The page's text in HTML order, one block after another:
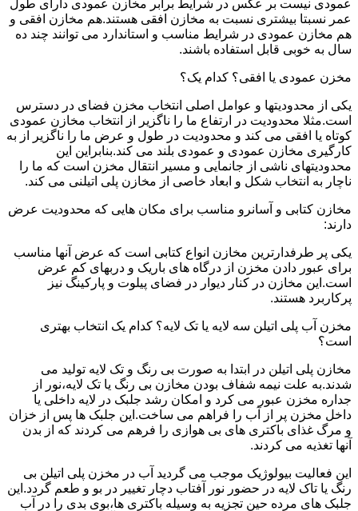
عمودی نیست بر عکس در شرایط برابر مخازن عمودی دارای طول
عمر نسبتا بیشتری نسبت به مخازن افقی هستند.هم مخازن افقی و
هم مخازن عمودی در شرایط مناسب و استاندارد می توانند چند ده
سال به خوبی قابل استفاده باشند.
مخزن عمودی یا افقی؟ کدام یک؟
یکی از محدودیتها و عوامل اصلی انتخاب مخزن فضای در دسترس
است.مثلا محدودیت در ارتفاع ما را ناگزیر از انتخاب مخازن عمودی
کوتاه یا افقی می کند و محدودیت در طول و عرض ما را ناگزیر از به
کارگیری مخازن عمودی و عمودی بلند می کند.بنابراین این
محدودیتهای ناشی از جانمایی و مسیر انتقال مخزن است که ما را
ناچار به انتخاب شکل و ابعاد خاصی از مخازن پلی اتیلنی می کند.
مخازن کتابی و آسانرو مناسب برای مکان هایی که محدودیت عرض
دارند:
یکی پر طرفدارترین مخازن انواع کتابی است که عرض آنها مناسب
برای عبور دادن مخزن از درگاه های باریک و دربهای کم عرض
است.این مخازن در کنار دیوار در فضای پیلوت و پارکینگ نیز
پرکاربرد هستند.
مخزن آب پلی اتیلن سه لایه یا تک لایه؟ کدام یک انتخاب بهتری
است؟
مخازن پلی اتیلن در ابتدا به صورت بی رنگ و تک لایه تولید می
شدند.به علت نیمه شفاف بودن مخازن بی رنگ یا تک لایه،نور از
جداره مخزن عبور می کرد و امکان رشد جلبک در لایه داخلی یا
داخل مخزن پر از آب را فراهم می ساخت.این جلبک ها پس از خزان
و مرگ غذای باکتری های بی هوازی را فرهم می کردند که از بدن
آنها تغذیه می کردند.
این فعالیت بیولوژیک موجب می گردید آب در مخزن پلی اتیلن بی
رنگ یا تاک لایه در حضور نور آفتاب دچار تغییر در بو و طعم گردد.این
جلبک های مرده حین تجزیه به وسیله باکتری ها،بوی بدی را در آب